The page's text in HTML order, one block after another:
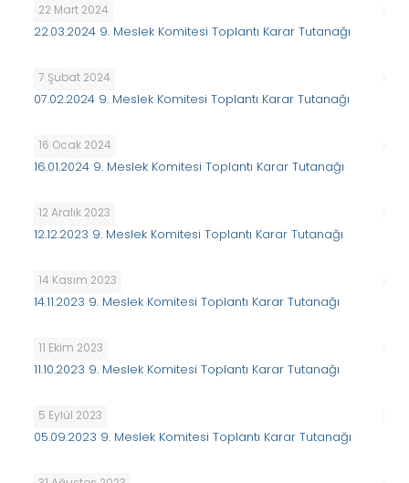
22 Mart 2024
22.03.2024 9. Meslek Komitesi Toplantı Karar Tutanağı
7 Şubat 2024
07.02.2024 9. Meslek Komitesi Toplantı Karar Tutanağı
16 Ocak 2024
16.01.2024 9. Meslek Komitesi Toplantı Karar Tutanağı
12 Aralık 2023
12.12.2023 9. Meslek Komitesi Toplantı Karar Tutanağı
14 Kasım 2023
14.11.2023 9. Meslek Komitesi Toplantı Karar Tutanağı
11 Ekim 2023
11.10.2023 9. Meslek Komitesi Toplantı Karar Tutanağı
5 Eylül 2023
05.09.2023 9. Meslek Komitesi Toplantı Karar Tutanağı